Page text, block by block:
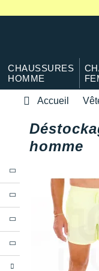
CHAUSSURES
HOMME
Accueil
homme